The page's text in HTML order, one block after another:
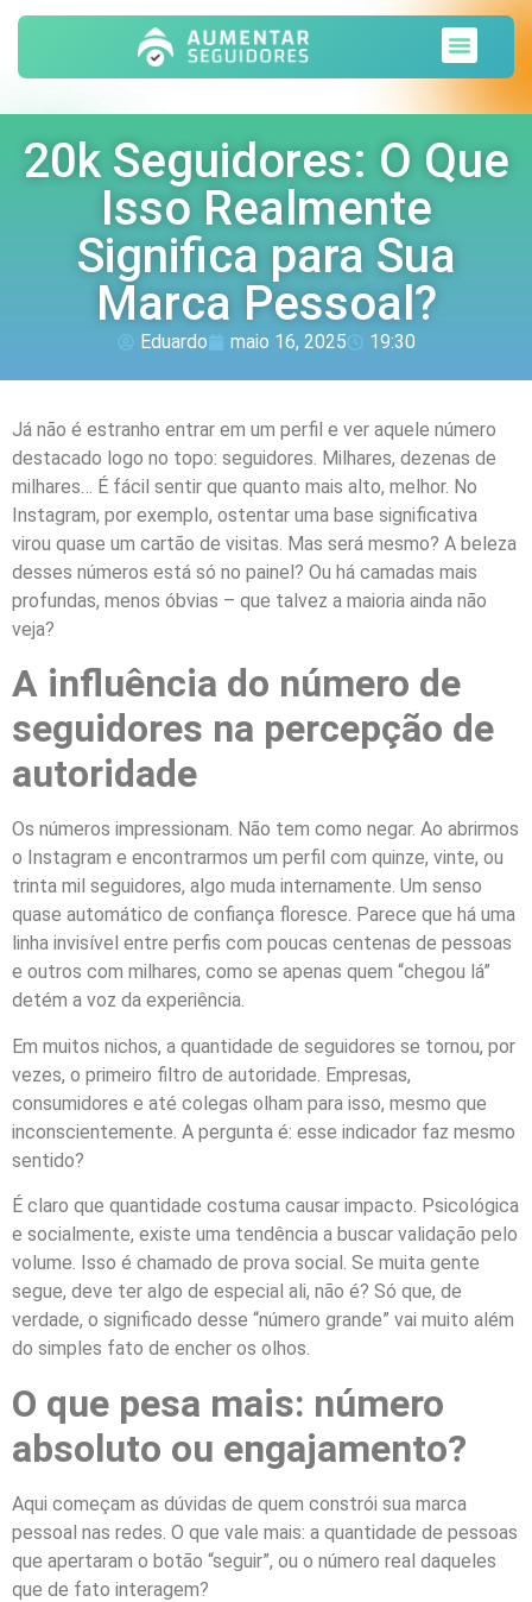
20k Seguidores: O Que
Isso Realmente
Significa para Sua
Marca Pessoal?
Eduardo maio 16, 2025 19:30
Já não é estranho entrar em um perfil e ver aquele número
destacado logo no topo: seguidores. Milhares, dezenas de
milhares… É fácil sentir que quanto mais alto, melhor. No
Instagram, por exemplo, ostentar uma base significativa
virou quase um cartão de visitas. Mas será mesmo? A beleza
desses números está só no painel? Ou há camadas mais
profundas, menos óbvias – que talvez a maioria ainda não
veja?
A influência do número de
seguidores na percepção de
autoridade
Os números impressionam. Não tem como negar. Ao abrirmos
o Instagram e encontrarmos um perfil com quinze, vinte, ou
trinta mil seguidores, algo muda internamente. Um senso
quase automático de confiança floresce. Parece que há uma
linha invisível entre perfis com poucas centenas de pessoas
e outros com milhares, como se apenas quem “chegou lá”
detém a voz da experiência.
Em muitos nichos, a quantidade de seguidores se tornou, por
vezes, o primeiro filtro de autoridade. Empresas,
consumidores e até colegas olham para isso, mesmo que
inconscientemente. A pergunta é: esse indicador faz mesmo
sentido?
É claro que quantidade costuma causar impacto. Psicológica
e socialmente, existe uma tendência a buscar validação pelo
volume. Isso é chamado de prova social. Se muita gente
segue, deve ter algo de especial ali, não é? Só que, de
verdade, o significado desse “número grande” vai muito além
do simples fato de encher os olhos.
O que pesa mais: número
absoluto ou engajamento?
Aqui começam as dúvidas de quem constrói sua marca
pessoal nas redes. O que vale mais: a quantidade de pessoas
que apertaram o botão “seguir”, ou o número real daqueles
que de fato interagem?